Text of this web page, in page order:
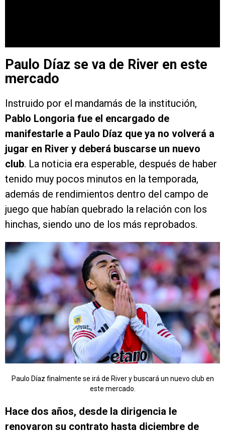
Paulo Díaz se va de River en este
mercado
Instruido por el mandamás de la institución,
Pablo Longoria fue el encargado de
manifestarle a Paulo Díaz que ya no volverá a
jugar en River y deberá buscarse un nuevo
club. La noticia era esperable, después de haber
tenido muy pocos minutos en la temporada,
además de rendimientos dentro del campo de
juego que habían quebrado la relación con los
hinchas, siendo uno de los más reprobados.
Paulo Díaz finalmente se irá de River y buscará un nuevo club en
este mercado.
Hace dos años, desde la dirigencia le
renovaron su contrato hasta diciembre de